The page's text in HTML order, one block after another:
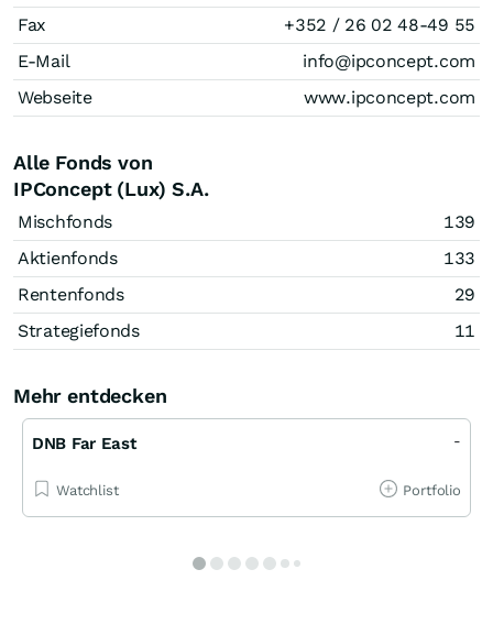
Fax
+352 / 26 02 48-49 55
E-Mail
info@ipconcept.com
Webseite
www.ipconcept.com
Alle Fonds von
IPConcept (Lux) S.A.
Mischfonds
139
Aktienfonds
133
Rentenfonds
29
Strategiefonds
11
Mehr entdecken
DNB Far East -
Watchlist Portfolio